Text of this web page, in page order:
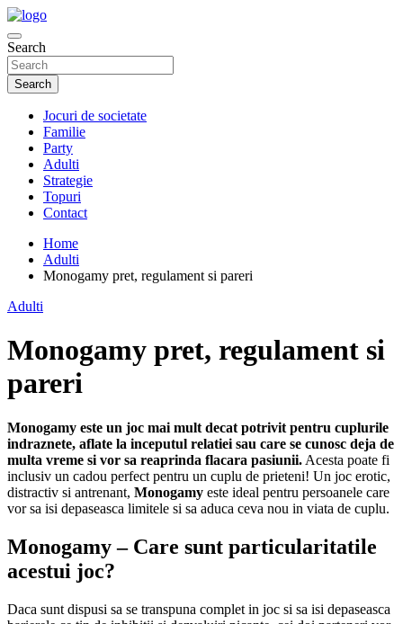
Skip
to
content
JocuriDeSocietate.Ro
Just another WordPress site
Search
Search
Jocuri de societate
Familie
Party
Adulti
Strategie
Topuri
Contact
Home
Adulti
Monogamy pret, regulament si pareri
Adulti
Monogamy pret, regulament si
pareri
Monogamy este un joc mai mult decat potrivit pentru cuplurile
indraznete, aflate la inceputul relatiei sau care se cunosc deja de
multa vreme si vor sa reaprinda flacara pasiunii. Acesta poate fi
inclusiv un cadou perfect pentru un cuplu de prieteni! Un joc erotic,
distractiv si antrenant, Monogamy este ideal pentru persoanele care
vor sa isi depaseasca limitele si sa aduca ceva nou in viata de cuplu.
Monogamy – Care sunt particularitatile
acestui joc?
Daca sunt dispusi sa se transpuna complet in joc si sa isi depaseasca